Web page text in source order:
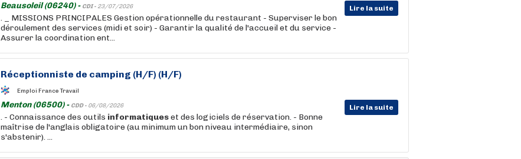
Beausoleil (06240) - CDI - 23/07/2026 Lire la suite
. _ MISSIONS PRINCIPALES Gestion opérationnelle du restaurant - Superviser le bon
déroulement des services (midi et soir) - Garantir la qualité de l'accueil et du service -
Assurer la coordination ent...
Réceptionniste de camping (H/F) (H/F)
Emploi France Travail
Menton (06500) - CDD - 06/08/2026 Lire la suite
. - Connaissance des outils informatiqueset des logiciels de réservation. - Bonne
maîtrise de l'anglais obligatoire (au minimum un bon niveau intermédiaire, sinon
s'abstenir). ...